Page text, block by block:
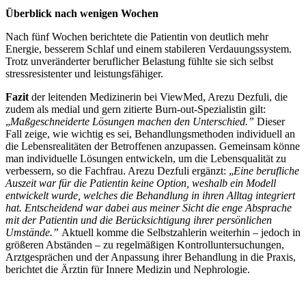
Überblick nach wenigen Wochen
Nach fünf Wochen berichtete die Patientin von deutlich mehr
Energie, besserem Schlaf und einem stabileren Verdauungssystem.
Trotz unveränderter beruflicher Belastung fühlte sie sich selbst
stressresistenter und leistungsfähiger.
Fazit der leitenden Medizinerin bei ViewMed, Arezu Dezfuli, die
zudem als medial und gern zitierte Burn-out-Spezialistin gilt:
„Maßgeschneiderte Lösungen machen den Unterschied.” Dieser
Fall zeige, wie wichtig es sei, Behandlungsmethoden individuell an
die Lebensrealitäten der Betroffenen anzupassen. Gemeinsam könne
man individuelle Lösungen entwickeln, um die Lebensqualität zu
verbessern, so die Fachfrau. Arezu Dezfuli ergänzt: „Eine berufliche
Auszeit war für die Patientin keine Option, weshalb ein Modell
entwickelt wurde, welches die Behandlung in ihren Alltag integriert
hat. Entscheidend war dabei aus meiner Sicht die enge Absprache
mit der Patientin und die Berücksichtigung ihrer persönlichen
Umstände.” Aktuell komme die Selbstzahlerin weiterhin – jedoch in
größeren Abständen – zu regelmäßigen Kontrolluntersuchungen,
Arztgesprächen und der Anpassung ihrer Behandlung in die Praxis,
berichtet die Ärztin für Innere Medizin und Nephrologie.